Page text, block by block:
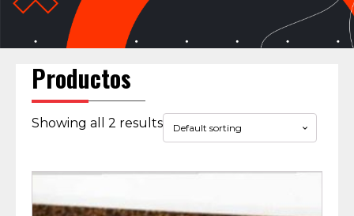
Productos
Showing all 2 results